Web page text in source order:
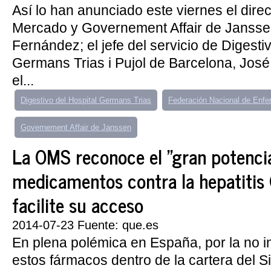
Así lo han anunciado este viernes el
Mercado y Governement Affair de
Fernández; el jefe del servicio de
Germans Trias i Pujol de Barcelona,
el...
Digestivo del Hospital Germans Trias Federación Nacional de
Governement Affair de Janssen
La OMS reconoce el "gran
medicamentos contra la hepatitis
facilite su acceso
2014-07-23 Fuente: que.es
En plena polémica en España, por la no
estos fármacos dentro de la cartera del